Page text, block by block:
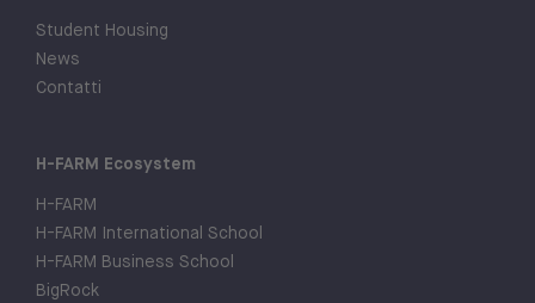
Student Housing
News
Contatti
H-FARM Ecosystem
H-FARM
H-FARM International School
H-FARM Business School
BigRock